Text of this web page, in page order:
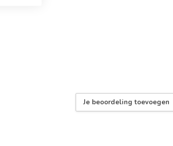
Je beoordeling toevoegen